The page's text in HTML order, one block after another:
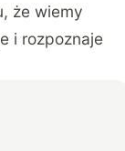
że wiemy
i rozpoznaje